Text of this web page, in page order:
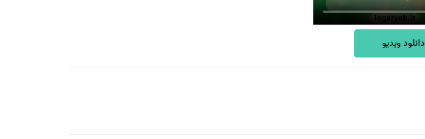
دانلود ویدیو